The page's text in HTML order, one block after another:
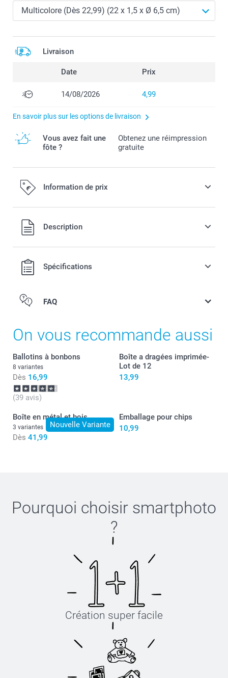
Livraison
Date Prix
14/08/2026 4,99
En savoir plus sur les options de livraison
Vous avez fait une
fôte ?
Obtenez une réimpression
gratuite
Information de prix
Tous les prix sont en EURO (€), TVA incluse et hors frais de
port.
Description
Spécifications
FAQ
On vous recommande aussi
Ballotins à bonbons
8 variantes
Dès 16,99
(39 avis)
Boîte a dragées imprimée-
Lot de 12
13,99
Nouvelle Variante
Boîte en métal et bois
3 variantes
Dès 41,99
Emballage pour chips
10,99
Pourquoi choisir smartphoto
?
Création super facile